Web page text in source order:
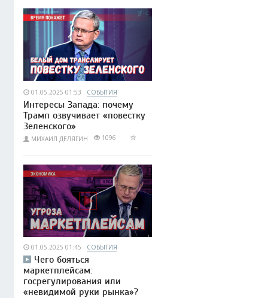
01.05.2025 01:53 СОБЫТИЯ
Интересы Запада: почему
Трамп озвучивает «повестку
Зеленского»
МИХАИЛ ДЕЛЯГИН 1096
01.05.2025 01:45 СОБЫТИЯ
Чего бояться
маркетплейсам:
госрегулирования или
«невидимой руки рынка»?